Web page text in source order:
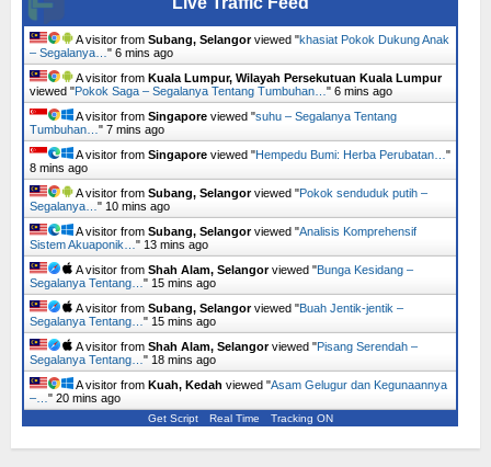
A visitor from Subang, Selangorviewed "khasiat Pokok Dukung Anak
– Segalanya… " 6 mins ago
A visitor from Kuala Lumpur, Wilayah Persekutuan Kuala Lumpur
viewed "Pokok Saga – Segalanya Tentang Tumbuhan… " 6 mins ago
A visitor from Singapore viewed "suhu – Segalanya Tentang
Tumbuhan… " 7 mins ago
A visitor from Singapore viewed "Hempedu Bumi: Herba Perubatan… "
8 mins ago
A visitor from Subang, Selangorviewed "Pokok senduduk putih –
Segalanya… " 10 mins ago
A visitor from Subang, Selangorviewed "Analisis Komprehensif
Sistem Akuaponik… " 13 mins ago
A visitor from Shah Alam, Selangorviewed "Bunga Kesidang –
Segalanya Tentang… " 15 mins ago
A visitor from Subang, Selangorviewed "Buah Jentik-jentik –
Segalanya Tentang… " 15 mins ago
A visitor from Shah Alam, Selangorviewed "Pisang Serendah –
Segalanya Tentang… " 18 mins ago
A visitor from Kuah, Kedah viewed "Asam Gelugur dan Kegunaannya
–… " 20 mins ago
Get Script Real Time Tracking ON